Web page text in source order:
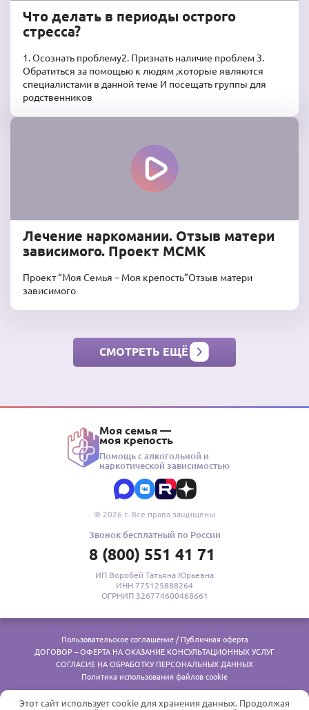
Что делать в периоды острого
стресса?
1. Осознать проблему2. Признать наличие проблем 3.
Обратиться за помощью к людям ,которые являются
специалистами в данной теме И посещать группы для
родственников
Лечение наркомании. Отзыв матери
зависимого. Проект МСМК
Проект “Моя Семья – Моя крепость”Отзыв матери
зависимого
СМОТРЕТЬ ЕЩЁ
Моя семья —
моя крепость
Помощь с алкогольной и
наркотической зависимостью
© 2026 г. Все права защищены
Звонок бесплатный по России
8 (800) 551 41 71
ИП Воробей Татьяна Юрьевна
ИНН 775125888264
ОГРНИП 326774600468661
Пользовательское соглашение / Публичная оферта
ДОГОВОР – ОФЕРТА НА ОКАЗАНИЕ КОНСУЛЬТАЦИОННЫХ УСЛУГ
СОГЛАСИЕ НА ОБРАБОТКУ ПЕРСОНАЛЬНЫХ ДАННЫХ
Политика использования файлов cookie
29.08.2018. 18+ Психосоциальные центры лицензии на меддеятельность не требуют
Платформа mcmk.su предоставляет информационные и образовательные материалы для родственников
Этот сайт использует cookie для хранения данных. Продолжая